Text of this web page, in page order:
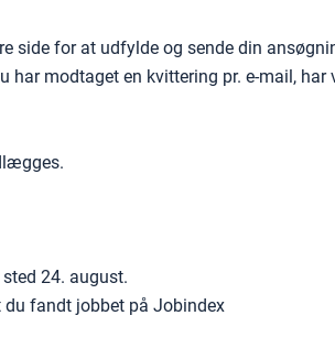
side for at udfylde og sende din
har modtaget en kvittering pr. e-mail, har
24. august.
fandt jobbet på Jobindex